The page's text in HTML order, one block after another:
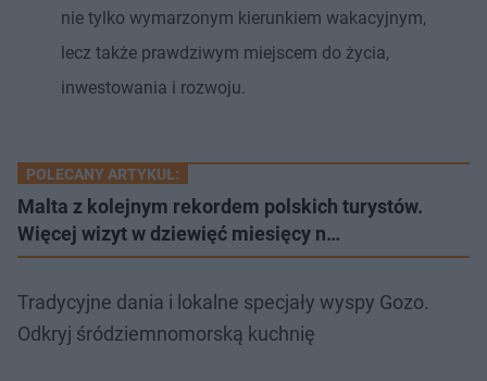
nie tylko wymarzonym kierunkiem wakacyjnym,
lecz także prawdziwym miejscem do życia,
inwestowania i rozwoju.
POLECANY ARTYKUŁ:
Malta z kolejnym rekordem polskich turystów.
Więcej wizyt w dziewięć miesięcy n…
Tradycyjne dania i lokalne specjały wyspy Gozo.
Odkryj śródziemnomorską kuchnię